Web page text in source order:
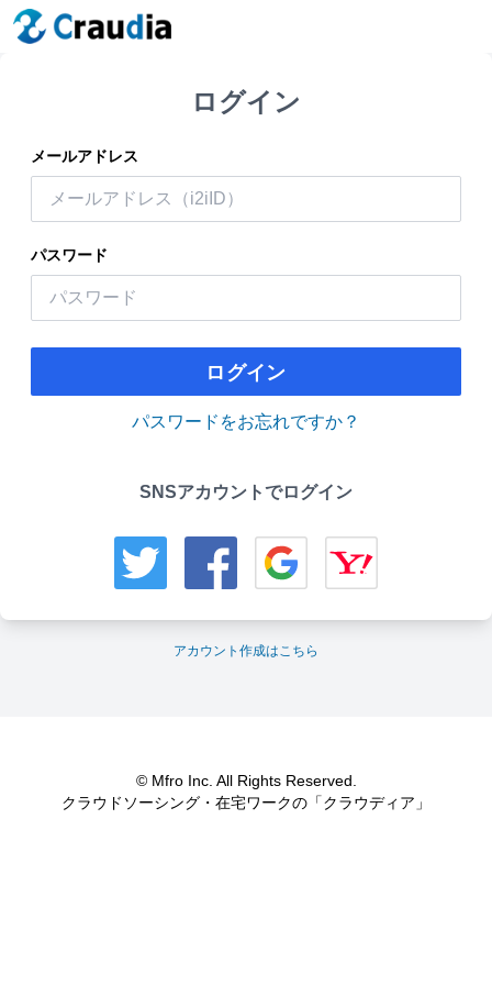
ログイン
メールアドレス
パスワード
ログイン
パスワードをお忘れですか？
SNSアカウントでログイン
アカウント作成はこちら
© Mfro Inc. All Rights Reserved.
クラウドソーシング・在宅ワークの「クラウディア」